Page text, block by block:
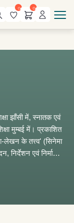
0 0
में। प्रकाशित
लेखन के तत्त्व' (सिनेमा
6 राष्ट्रीय फ़िल्म
एवं